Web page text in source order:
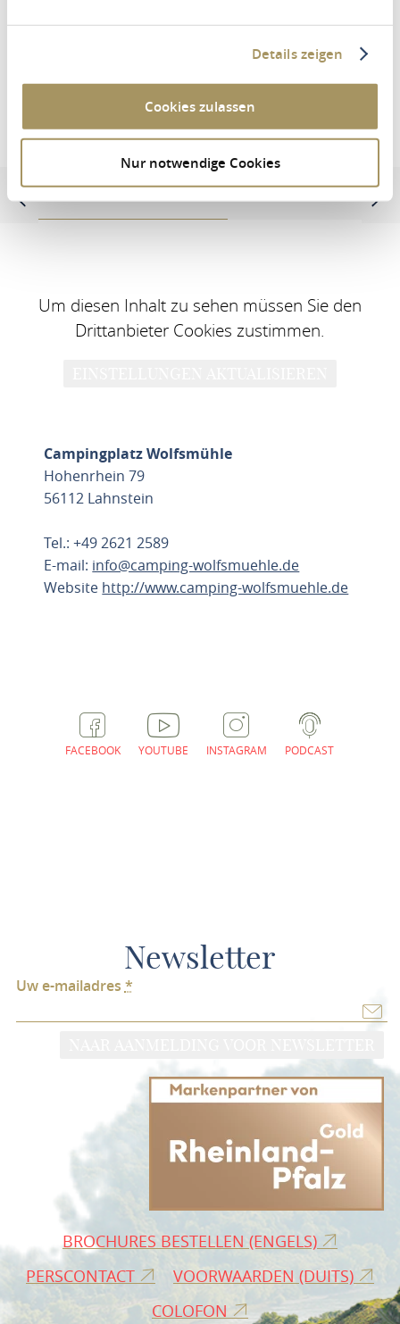
Details zeigen
Cookies zulassen
Nur notwendige Cookies
2 Volwassene
ACCOMMODATIE ZOEKEN
Campingplatz Wolfsmühle
Adres en contactinformatie
Um diesen Inhalt zu sehen müssen Sie den
Drittanbieter Cookies zustimmen.
Campingplatz Wolfsmühle
Hohenrhein 79
56112 Lahnstein
Tel.: +49 2621 2589
E-mail: info@camping-wolfsmuehle.de
Website http://www.camping-wolfsmuehle.de
FACEBOOK YOUTUBE INSTAGRAM PODCAST
Newsletter
Uw e-mailadres *
BROCHURES BESTELLEN (ENGELS)
PERSCONTACT
VOORWAARDEN (DUITS)
COLOFON